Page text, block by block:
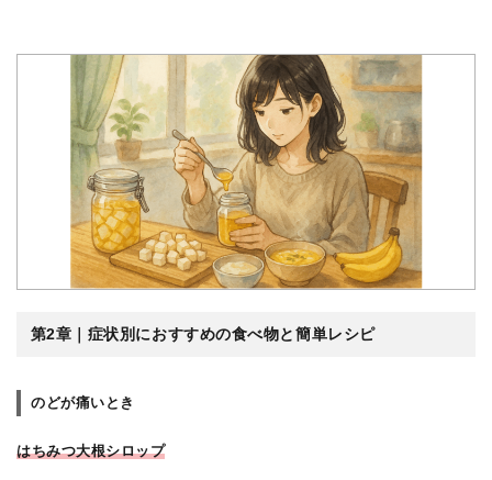
第2章｜症状別におすすめの食べ物と簡単レシピ
のどが痛いとき
はちみつ大根シロップ